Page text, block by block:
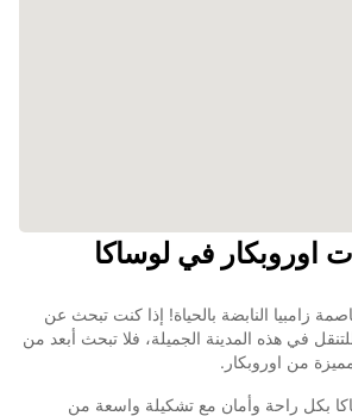
اوروبكار في لوساكا
زامبيا النابضة بالحياة! إذا كنت تبحث عن
في هذه المدينة الجميلة، فلا تبحث أبعد من
من اوروبكار.
بكل راحة وأمان مع تشكيلة واسعة من